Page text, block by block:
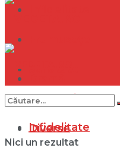
Internațional
Diverse
Infidelitate
Nici un rezultat